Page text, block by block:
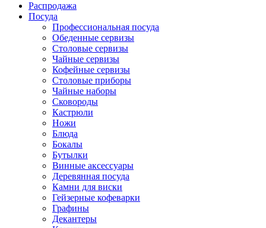
Распродажа
Посуда
Профессиональная посуда
Обеденные сервизы
Столовые сервизы
Чайные сервизы
Кофейные сервизы
Столовые приборы
Чайные наборы
Сковороды
Кастрюли
Ножи
Блюда
Бокалы
Бутылки
Винные аксессуары
Деревянная посуда
Камни для виски
Гейзерные кофеварки
Графины
Декантеры